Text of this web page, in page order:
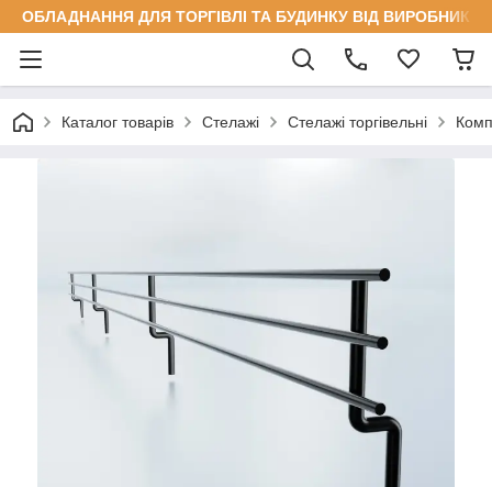
ОБЛАДНАННЯ ДЛЯ ТОРГІВЛІ ТА БУДИНКУ ВІД ВИРОБНИКА
Каталог товарів Стелажі Стелажі торгівельні